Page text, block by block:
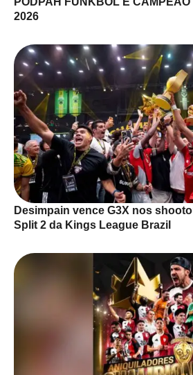
2026
Desimpain vence G3X nos
Split 2 da Kings League Brazil